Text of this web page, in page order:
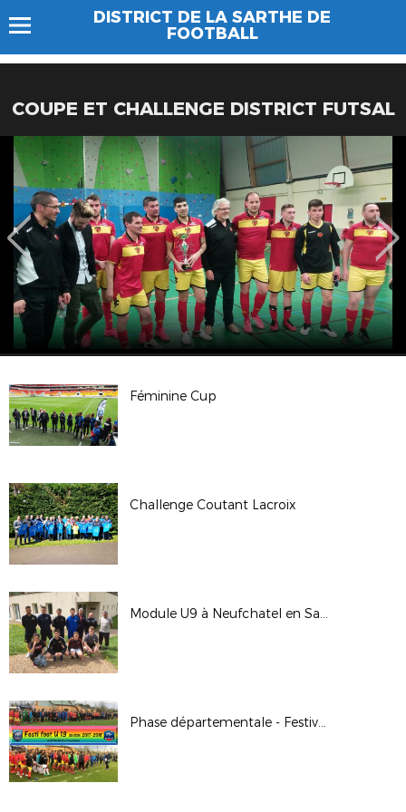
DISTRICT DE LA SARTHE DE
FOOTBALL
COUPE ET CHALLENGE DISTRICT FUTSAL
Féminine Cup
Challenge Coutant Lacroix
Module U9 à Neufchatel en Saosnois
Phase départementale - Festival Foot U13G et U13F